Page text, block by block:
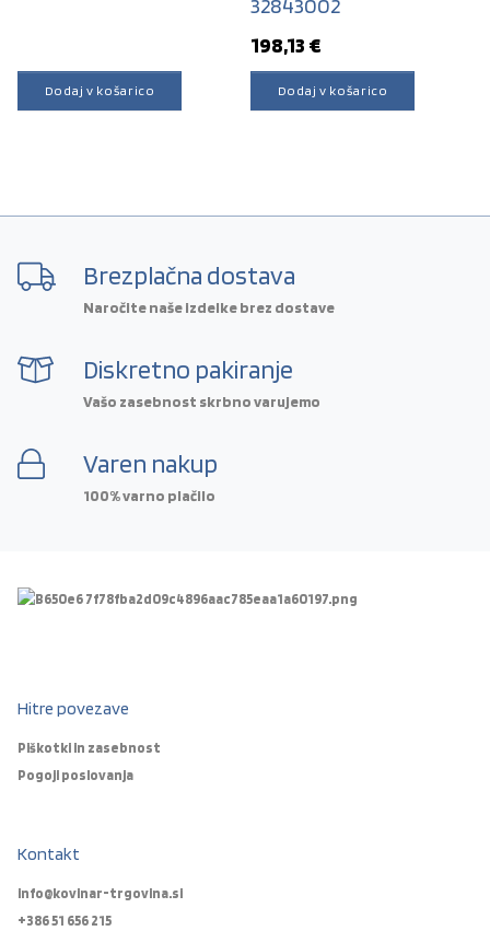
Dodaj v košarico
32843002
198,13 €
Dodaj v košarico
Brezplačna dostava
Naročite naše izdelke brez dostave
Diskretno pakiranje
Vašo zasebnost skrbno varujemo
Varen nakup
100% varno plačilo
Hitre povezave
Piškotki in zasebnost
Pogoji poslovanja
Kontakt
info@kovinar-trgovina.si
+386 51 656 215